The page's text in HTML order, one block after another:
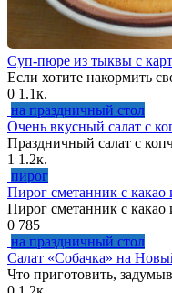
Суп-пюре из тыквы с
Если хотите накормить
0 1.1к.
на праздничный стол
Очень вкусный салат с
Праздничный салат с
1 1.2к.
пирог
Пирог сметанник с
Пирог сметанник с
0 785
на праздничный стол
Салат «Собачка» на
Что приготовить,